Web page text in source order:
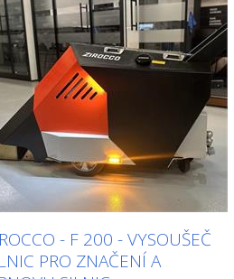
- F 200 - VYSOUŠEČ
PRO ZNAČENÍ A